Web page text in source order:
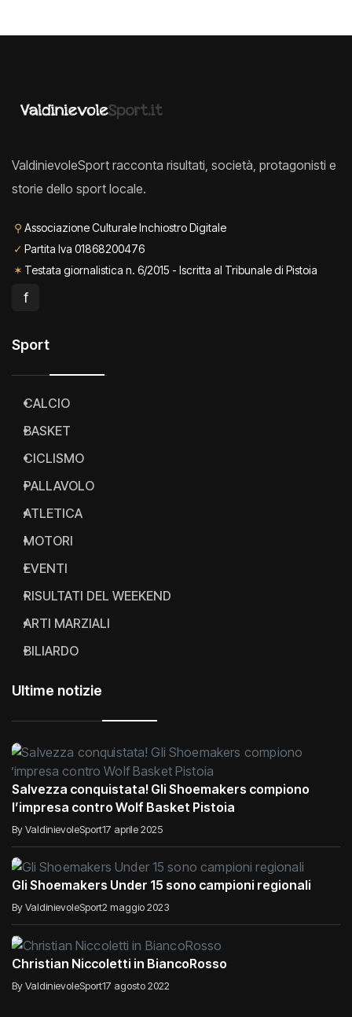
ValdinievoleSport racconta risultati, società, protagonisti e
storie dello sport locale.
⚲ Associazione Culturale Inchiostro Digitale
✓ Partita Iva 01868200476
✶ Testata giornalistica n. 6/2015 - Iscritta al Tribunale di Pistoia
f
Sport
CALCIO
BASKET
CICLISMO
PALLAVOLO
ATLETICA
MOTORI
EVENTI
RISULTATI DEL WEEKEND
ARTI MARZIALI
BILIARDO
Ultime notizie
Salvezza conquistata! Gli Shoemakers compiono
l’impresa contro Wolf Basket Pistoia
By ValdinievoleSport17 aprile 2025
Gli Shoemakers Under 15 sono campioni regionali
By ValdinievoleSport2 maggio 2023
Christian Niccoletti in BiancoRosso
By ValdinievoleSport17 agosto 2022